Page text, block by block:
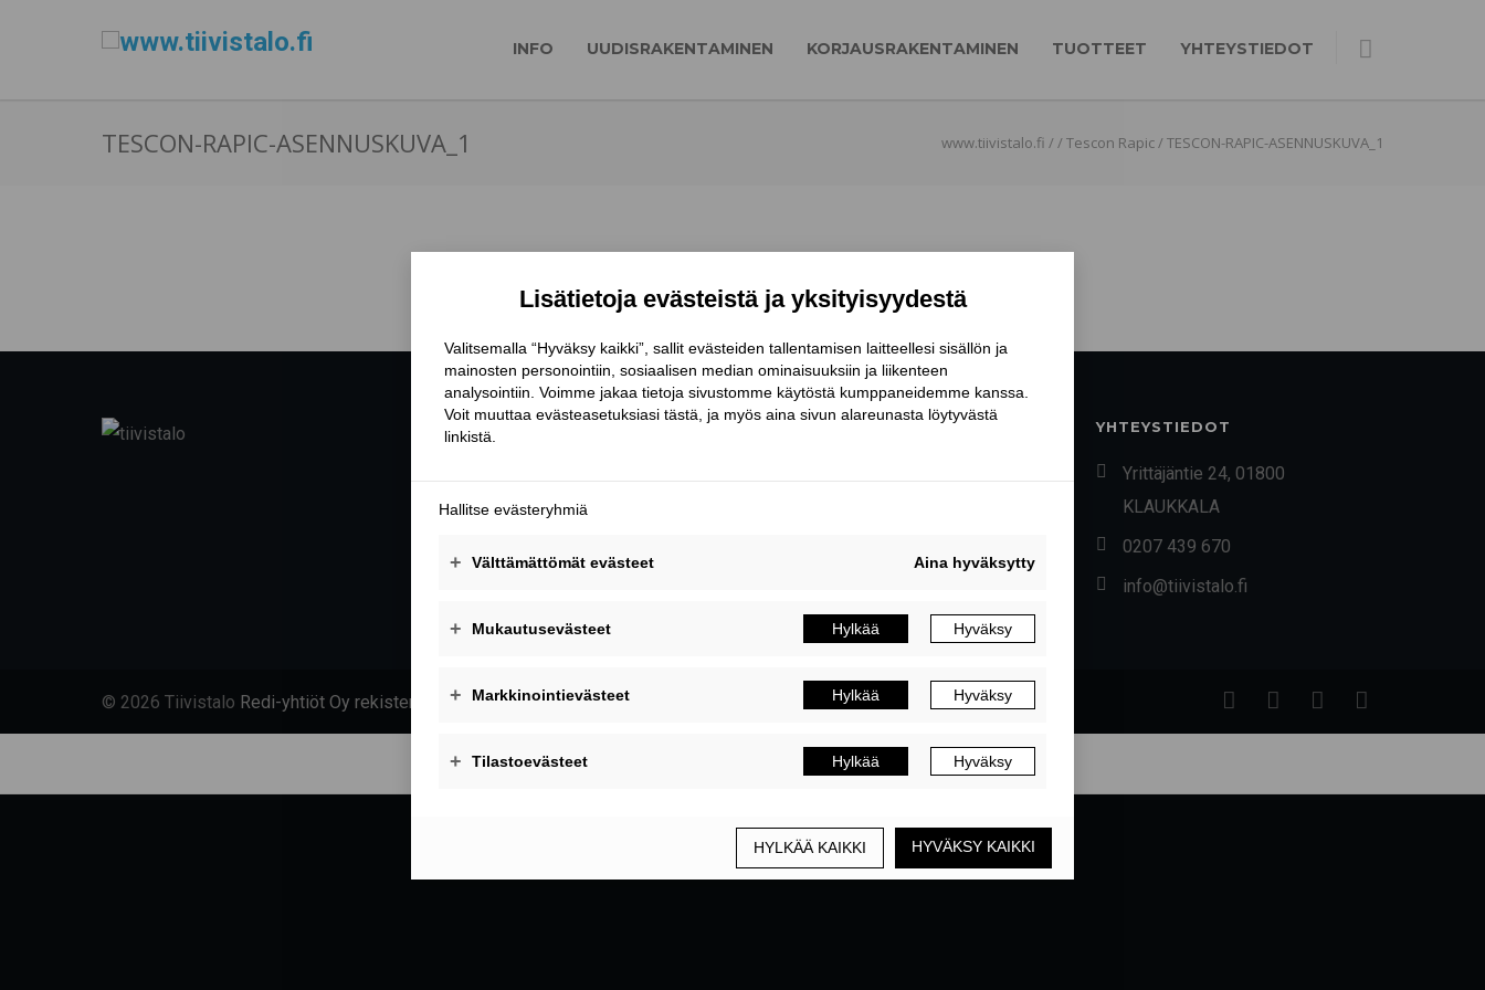
INFO UUDISRAKENTAMINEN KORJAUSRAKENTAMINEN TUOTTEET YHTEYSTIEDOT
TESCON-RAPIC-ASENNUSKUVA_1 www.tiivistalo.fi //Tescon Rapic/TESCON-RAPIC-ASENNUSKUVA_1
YHTEYSTIEDOT
Yrittäjäntie 24, 01800
KLAUKKALA
0207 439 670
info@tiivistalo.fi
© 2026 Tiivistalo Redi-yhtiöt Oy rekisteriseloste
MUOKKAA EVÄSTEASETUKSIA